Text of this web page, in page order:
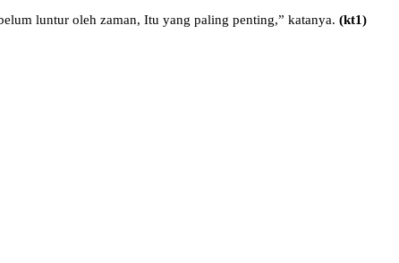
luntur oleh zaman, Itu yang paling penting,” katanya. (kt1)